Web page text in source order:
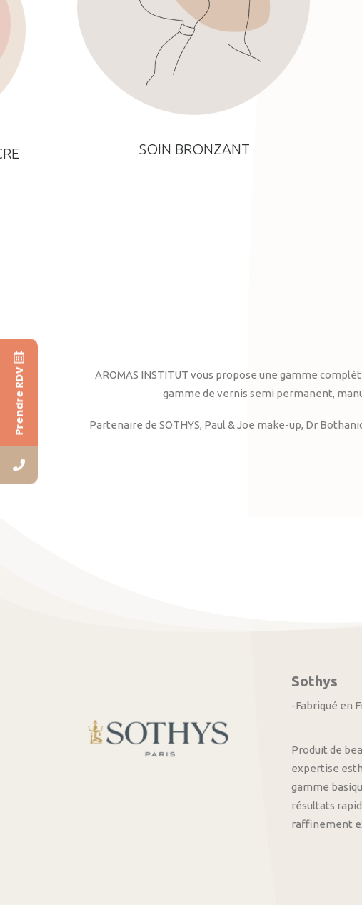
SOIN BRONZANT
AROMAS INSTITUT vous propose une gamme
gamme de vernis semi permanent,
Partenaire de SOTHYS, Paul & Joe make-up, Dr
Sothys
-Fabriqué en
Produit de
expertise
gamme
résultats
raffinement
Prendre RDV